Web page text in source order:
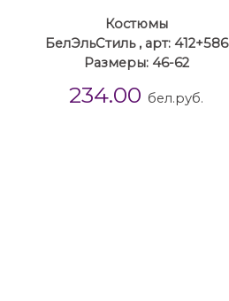
Костюмы
БелЭльСтиль , арт: 412+586
Размеры: 46-62
234.00 бел.руб.